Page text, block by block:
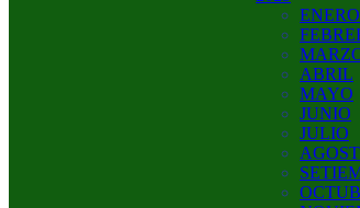
ENERO
ABRIL
MAYO
JUNIO
JULIO